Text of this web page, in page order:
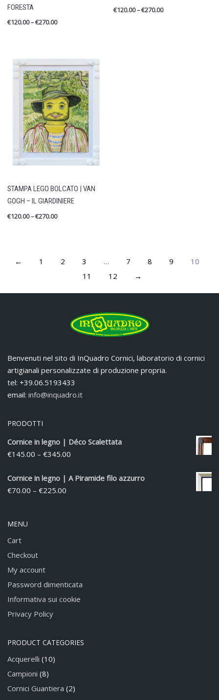
FORESTA
€120.00–€270.00
€120.00–€270.00
STAMPA LEGO BOLCATO | VAN
GOGH – IL GIARDINIERE
€120.00–€270.00
← 1 2 3 … 7 8 9
10
11
12 →
Benvenuti nel sito di InQuadro Cornici, laboratorio di cornici
artigianali personalizzate di produzione propria.
tel: +39.06.5193433
email: info@inquadro.it
PRODOTTI
Cornice in legno | Déco Scalettata
€145.00 – €345.00
Cornice in legno | A Piramide filo azzurro
€70.00 – €225.00
MENU
Cart
Checkout
My account
Password dimenticata
Informativa sui cookie
Privacy Policy
PRODUCT CATEGORIES
Acquerelli (10)
Campioni (8)
Cornici Guantiera (2)